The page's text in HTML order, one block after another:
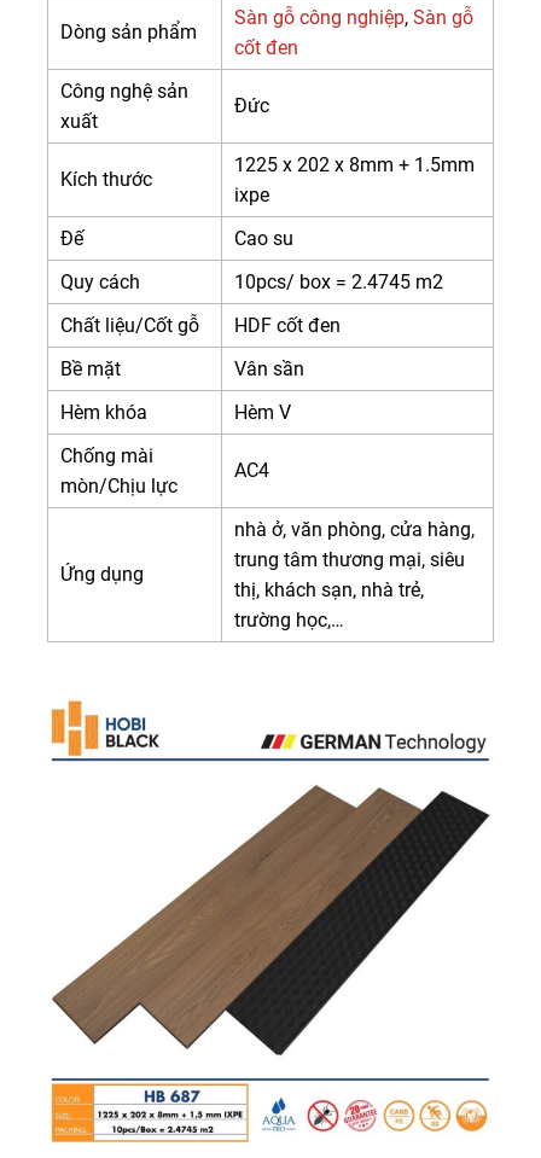
Dòng sản phẩm
Sàn gỗ công nghiệp, Sàn gỗ
cốt đen
Công nghệ sản
xuất
Đức
Kích thước
1225 x 202 x 8mm + 1.5mm
ixpe
Đế
Cao su
Quy cách
10pcs/ box = 2.4745 m2
Chất liệu/Cốt gỗ
HDF cốt đen
Bề mặt
Vân sần
Hèm khóa
Hèm V
Chống mài
mòn/Chịu lực
AC4
Ứng dụng
nhà ở, văn phòng, cửa hàng,
trung tâm thương mại, siêu
thị, khách sạn, nhà trẻ,
trường học,…